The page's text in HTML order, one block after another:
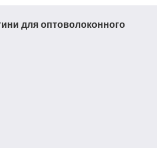
для оптоволоконного